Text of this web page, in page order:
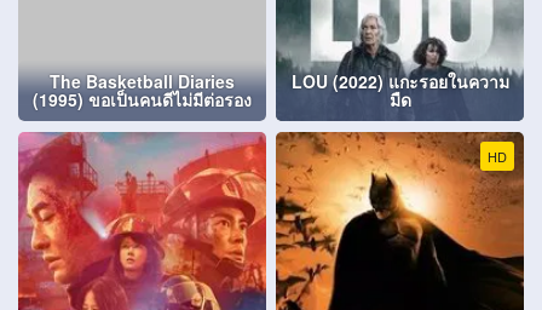
The Basketball Diaries
(1995) ขอเป็นคนดีไม่มีต่อรอง
LOU (2022) แกะรอยในความ
มืด
HD